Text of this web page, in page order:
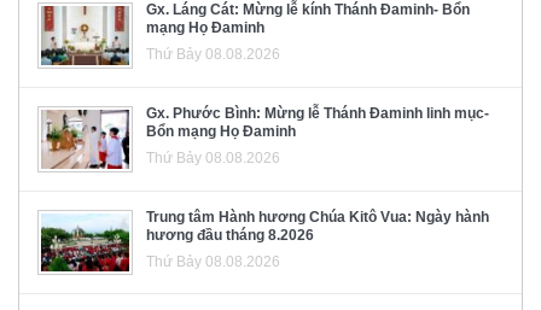
Gx. Láng Cát: Mừng lễ kính Thánh Đaminh- Bổn
mạng Họ Đaminh
Thứ Bảy 08.08.2026
Gx. Phước Bình: Mừng lễ Thánh Đaminh linh mục-
Bổn mạng Họ Đaminh
Thứ Bảy 08.08.2026
Trung tâm Hành hương Chúa Kitô Vua: Ngày hành
hương đầu tháng 8.2026
Thứ Bảy 08.08.2026